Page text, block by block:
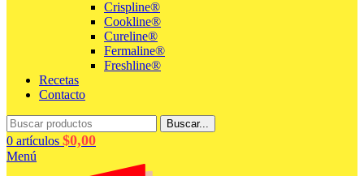
Crispline®
Cookline®
Cureline®
Fermaline®
Freshline®
Recetas
Contacto
Buscar...
0 artículos $0,00
Menú